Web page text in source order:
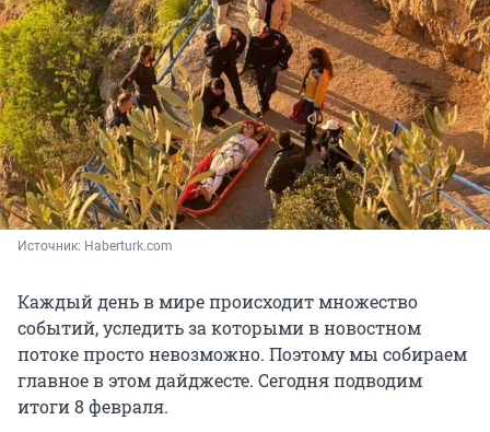
Источник: Haberturk.com
Каждый день в мире происходит множество
событий, уследить за которыми в новостном
потоке просто невозможно. Поэтому мы собираем
главное в этом дайджесте. Сегодня подводим
итоги 8 февраля.